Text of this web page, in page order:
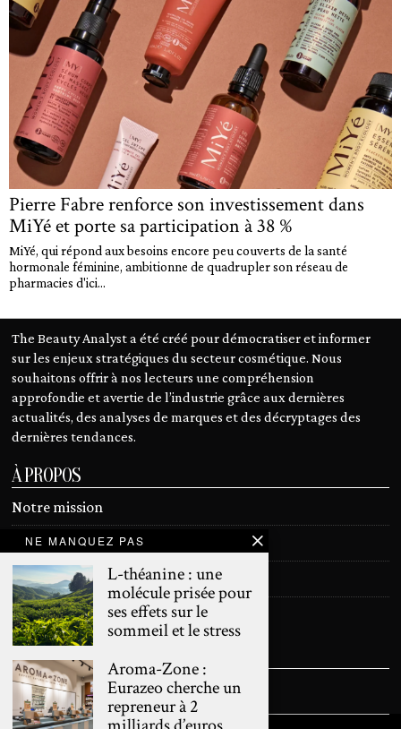
Pierre Fabre renforce son investissement dans
MiYé et porte sa participation à 38 %
MiYé, qui répond aux besoins encore peu couverts de la santé
hormonale féminine, ambitionne de quadrupler son réseau de
pharmacies d'ici...
The Beauty Analyst a été créé pour démocratiser et informer
sur les enjeux stratégiques du secteur cosmétique. Nous
souhaitons offrir à nos lecteurs une compréhension
approfondie et avertie de l’industrie grâce aux dernières
actualités, des analyses de marques et des décryptages des
dernières tendances.
À PROPOS
Notre mission
Devenir contributeur
Contact
Mentions légales
SUIVEZ NOUS
NE MANQUEZ PAS
L-théanine : une
molécule prisée pour
ses effets sur le
sommeil et le stress
Aroma-Zone :
Eurazeo cherche un
repreneur à 2